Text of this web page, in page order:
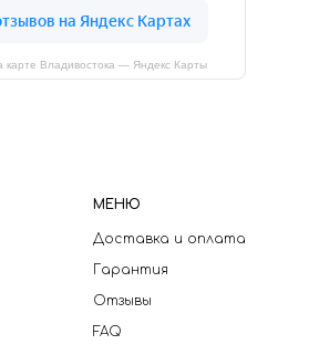
карте Владивостока — Яндекс Карты
МЕНЮ
Доставка и оплата
Гарантия
Отзывы
FAQ